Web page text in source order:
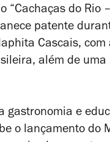
do Rio
patente
Cascais,
além de
gastronomia e
o lançamento do